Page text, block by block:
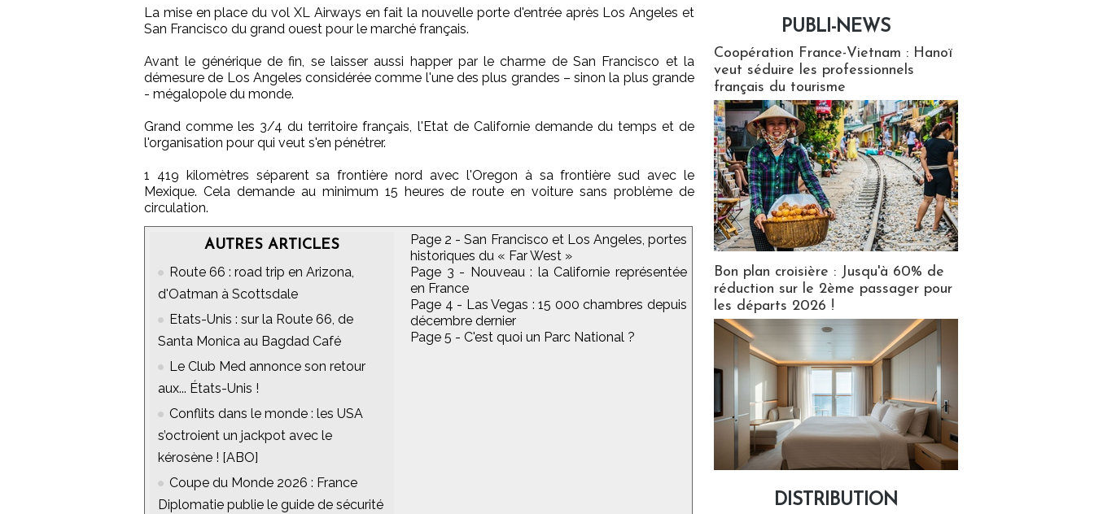
La mise en place du vol XL Airways en fait la nouvelle porte d'entrée après Los Angeles et
San Francisco du grand ouest pour le marché français.
Avant le générique de fin, se laisser aussi happer par le charme de San Francisco et la
démesure de Los Angeles considérée comme l'une des plus grandes – sinon la plus grande
- mégalopole du monde.
Grand comme les 3/4 du territoire français, l'Etat de Californie demande du temps et de
l'organisation pour qui veut s'en pénétrer.
1 419 kilomètres séparent sa frontière nord avec l'Oregon à sa frontière sud avec le
Mexique. Cela demande au minimum 15 heures de route en voiture sans problème de
circulation.
AUTRES ARTICLES
Route 66 : road trip en Arizona,
d'Oatman à Scottsdale
Etats-Unis : sur la Route 66, de
Santa Monica au Bagdad Café
Le Club Med annonce son retour
aux... États-Unis !
Conflits dans le monde : les USA
s’octroient un jackpot avec le
kérosène ! [ABO]
Coupe du Monde 2026 : France
Diplomatie publie le guide de sécurité
Page 2 - San Francisco et Los Angeles, portes
historiques du « Far West »
Page 3 - Nouveau : la Californie représentée
en France
Page 4 - Las Vegas : 15 000 chambres depuis
décembre dernier
Page 5 - C'est quoi un Parc National ?
PUBLI-NEWS
Coopération France-Vietnam : Hanoï
veut séduire les professionnels
français du tourisme
Bon plan croisière : Jusqu'à 60% de
réduction sur le 2ème passager pour
les départs 2026 !
DISTRIBUTION